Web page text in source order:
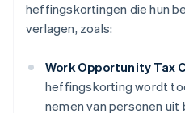
heffingskortingen die hun
verlagen, zoals:
Work Opportunity Tax
heffingskorting wordt
nemen van personen